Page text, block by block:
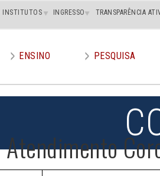
INSTITUTOS INGRESSO TRANSPARÊNCIA
ENSINO PESQUISA